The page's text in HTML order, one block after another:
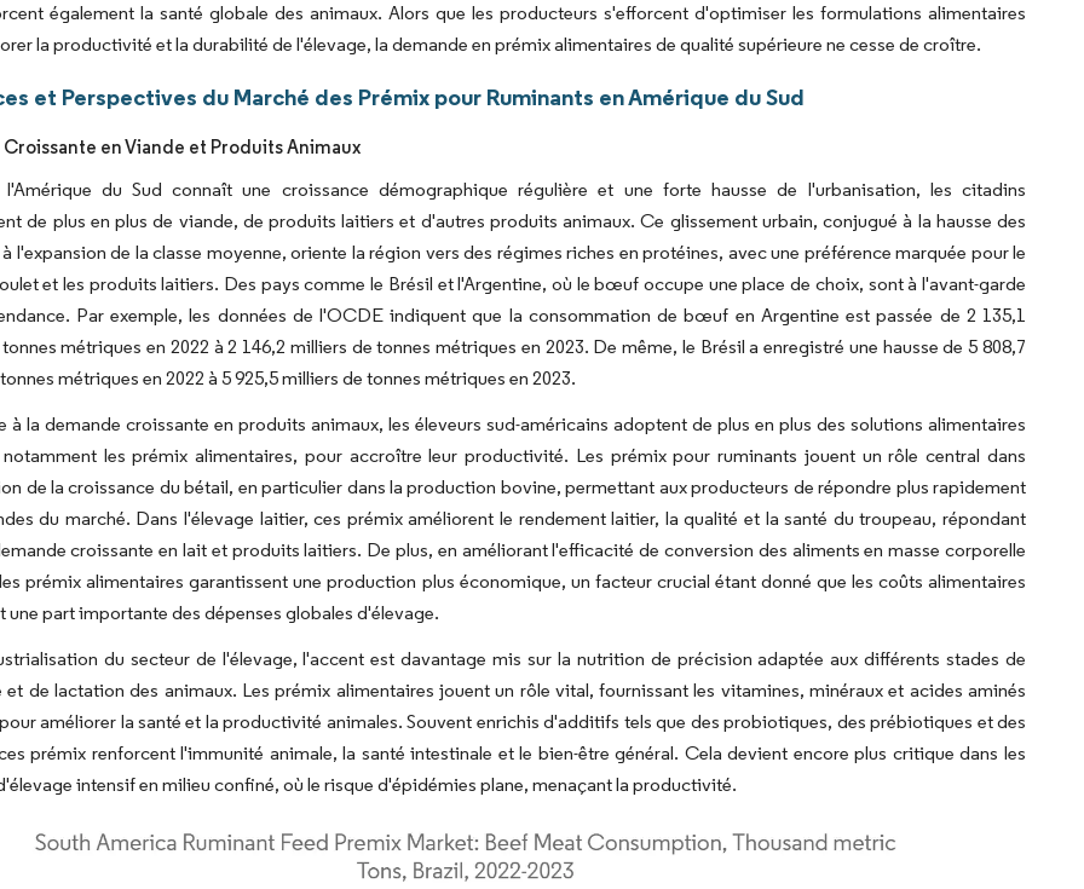
également la santé globale des animaux. Alors que les producteurs s'efforcent d'optimiser les formulations alimentaires
la productivité et la durabilité de l'élevage, la demande en prémix alimentaires de qualité supérieure ne cesse de croître.
et Perspectives du Marché des Prémix pour Ruminants en Amérique du Sud
en Viande et Produits Animaux
du Sud connaît une croissance démographique régulière et une forte hausse de l'urbanisation, les citadins
de plus en plus de viande, de produits laitiers et d'autres produits animaux. Ce glissement urbain, conjugué à la hausse des
l'expansion de la classe moyenne, oriente la région vers des régimes riches en protéines, avec une préférence marquée pour le
et les produits laitiers. Des pays comme le Brésil et l'Argentine, où le bœuf occupe une place de choix, sont à l'avant-garde
Par exemple, les données de l'OCDE indiquent que la consommation de bœuf en Argentine est passée de 2 135,1
métriques en 2022 à 2 146,2 milliers de tonnes métriques en 2023. De même, le Brésil a enregistré une hausse de 5 808,7
métriques en 2022 à 5 925,5 milliers de tonnes métriques en 2023.
à la demande croissante en produits animaux, les éleveurs sud-américains adoptent de plus en plus des solutions alimentaires
notamment les prémix alimentaires, pour accroître leur productivité. Les prémix pour ruminants jouent un rôle central dans
de la croissance du bétail, en particulier dans la production bovine, permettant aux producteurs de répondre plus rapidement
du marché. Dans l'élevage laitier, ces prémix améliorent le rendement laitier, la qualité et la santé du troupeau, répondant
croissante en lait et produits laitiers. De plus, en améliorant l'efficacité de conversion des aliments en masse corporelle
prémix alimentaires garantissent une production plus économique, un facteur crucial étant donné que les coûts alimentaires
une part importante des dépenses globales d'élevage.
du secteur de l'élevage, l'accent est davantage mis sur la nutrition de précision adaptée aux différents stades de
et de lactation des animaux. Les prémix alimentaires jouent un rôle vital, fournissant les vitamines, minéraux et acides aminés
améliorer la santé et la productivité animales. Souvent enrichis d'additifs tels que des probiotiques, des prébiotiques et des
prémix renforcent l'immunité animale, la santé intestinale et le bien-être général. Cela devient encore plus critique dans les
intensif en milieu confiné, où le risque d'épidémies plane, menaçant la productivité.